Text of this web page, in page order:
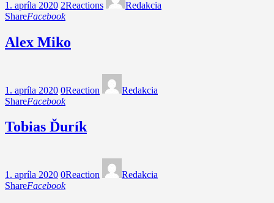
1. apríla 2020 2Reactions
Redakcia
ShareFacebook
Alex Miko
1. apríla 2020 0Reaction
Redakcia
ShareFacebook
Tobias Ďurík
1. apríla 2020 0Reaction
Redakcia
ShareFacebook